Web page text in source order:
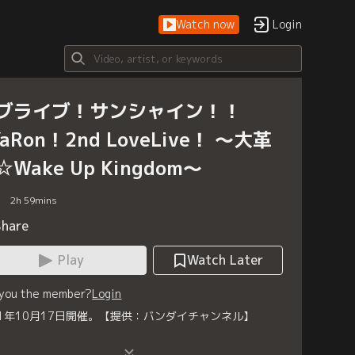
Watch now Login
ライブ！サンシャイン！！
！2nd LoveLive！ ～大革
Up Kingdom～
2h 59mins
Play
Watch Later
the member?Login
10月17日開催。【提供：バンダイチャンネル】